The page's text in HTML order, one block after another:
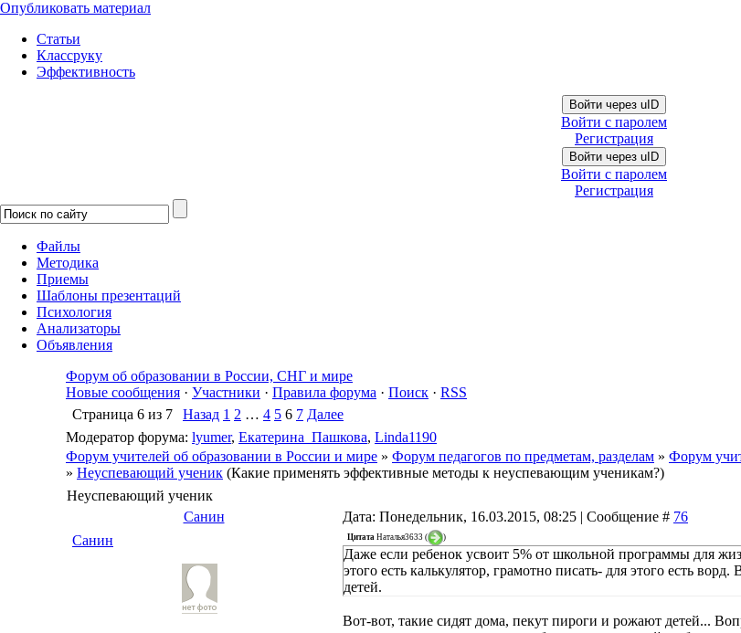
Опубликовать материал
Статьи
Классруку
Эффективность
Войти через uID
Войти с паролем
Регистрация
Войти через uID
Войти с паролем
Регистрация
Файлы
Методика
Приемы
Шаблоны презентаций
Психология
Анализаторы
Объявления
Форум об образовании в России, СНГ и мире
Новые сообщения · Участники · Правила форума · Поиск · RSS
Страница 6 из 7 Назад 1 2 … 4 5 6 7 Далее
Модератор форума: lyumer, Екатерина_Пашкова, Linda1190
Форум учителей об образовании в России и мире » Форум педагогов по предметам, разделам » Форум
» Неуспевающий ученик (Какие применять эффективные методы к неуспевающим ученикам?)
Неуспевающий ученик
Санин
Дата: Понедельник, 16.03.2015, 08:25 | Сообщение # 76
Санин
Цитата Наталья3633 ( )
Даже если ребенок усвоит 5% от школьной программы для
этого есть калькулятор, грамотно писать- для этого есть
детей.
Вот-вот, такие сидят дома, пекут пироги и рожают детей...